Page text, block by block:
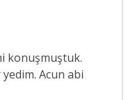
konuşmuştuk.
yedim. Acun abi